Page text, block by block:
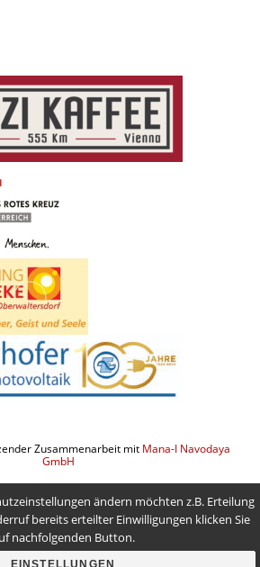
Zusammenarbeit mit Mana-I Navodaya
GmbH
ändern möchten z.B. Erteilung
bereits erteilter Einwilligungen klicken Sie
nachfolgenden Button.
EINSTELLUNGEN